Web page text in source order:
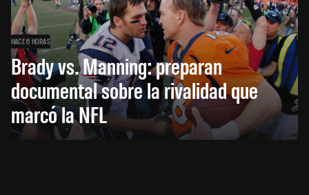
HACE 6 HORAS
Brady vs. Manning: preparan
documental sobre la rivalidad que
marcó la NFL